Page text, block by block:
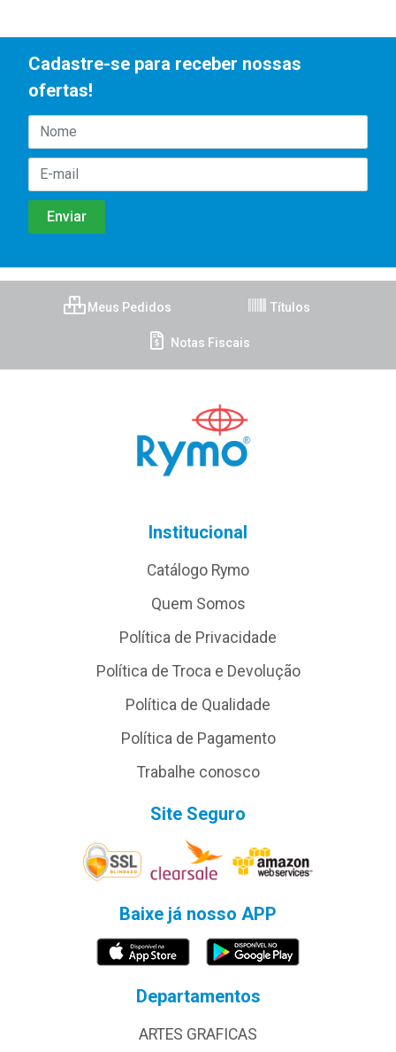
Cadastre-se para receber nossas
ofertas!
Meus Pedidos Títulos
Notas Fiscais
Institucional
Catálogo Rymo
Quem Somos
Política de Privacidade
Política de Troca e Devolução
Política de Qualidade
Política de Pagamento
Trabalhe conosco
Site Seguro
Baixe já nosso APP
Departamentos
ARTES GRAFICAS